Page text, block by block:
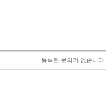
등록된 문의가 없습니다.